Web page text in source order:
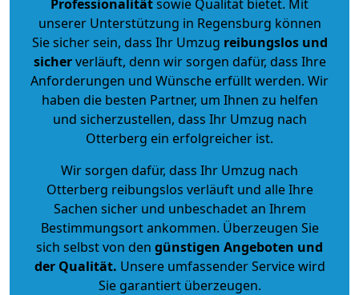
Professionalitätsowie Qualität bietet. Mit
unserer Unterstützung in Regensburg können
Sie sicher sein, dass Ihr Umzug reibungslos und
sicherverläuft, denn wir sorgen dafür, dass Ihre
Anforderungen und Wünsche erfüllt werden. Wir
haben die besten Partner, um Ihnen zu helfen
und sicherzustellen, dass Ihr Umzug nach
Otterberg ein erfolgreicher ist.
Wir sorgen dafür, dass Ihr Umzug nach
Otterberg reibungslos verläuft und alle Ihre
Sachen sicher und unbeschadet an Ihrem
Bestimmungsort ankommen. Überzeugen Sie
sich selbst von den günstigen Angeboten und
der Qualität. Unsere umfassender Service wird
Sie garantiert überzeugen.